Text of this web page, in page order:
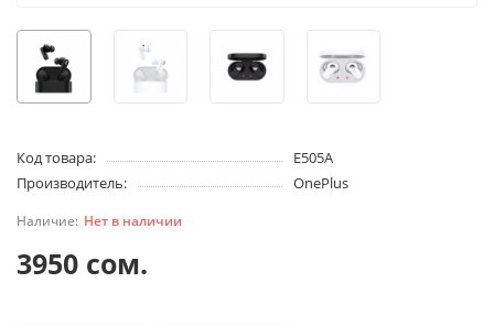
Код товара:
E505A
Производитель:
OnePlus
Нет в наличии
3950 сом.